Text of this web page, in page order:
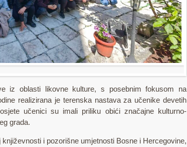
iz oblasti likovne kulture, s posebnim fokusom na
realizirana je terenska nastava za učenike devetih
učenici su imali priliku obići značajne kulturno-
grada.
i pozorišne umjetnosti Bosne i Hercegovine,